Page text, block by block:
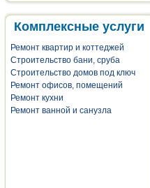
Комплексные услуги
Ремонт квартир и коттеджей
Строительство бани, сруба
Строительство домов под ключ
Ремонт офисов, помещений
Ремонт кухни
Ремонт ванной и санузла